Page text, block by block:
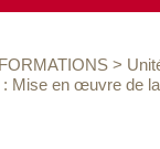
FORMATIONS >
: Mise en œuvre de